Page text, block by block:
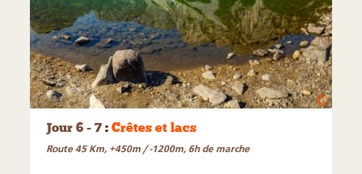
©
Jour 6 - 7 : Crêtes et lacs
Route 45 Km, +450m / -1200m, 6h de marche